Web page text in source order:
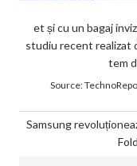
et și cu un bagaj
studiu recent realizat
tem
Source:
Samsung